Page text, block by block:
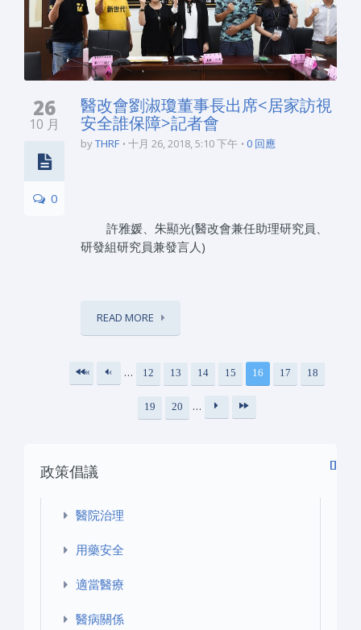
26
10 月
0
醫改會劉淑瓊董事長出席<居家訪視
安全誰保障>記者會
byTHRF 十月 26, 2018, 5:10 下午 0 回應
許雅媛、朱顯光(醫改會兼任助理研究員、
研發組研究員兼發言人)
READ MORE
«
‹
… 12 13 14 15 16 17 18
19 20 …
政策倡議
醫院治理
用藥安全
適當醫療
醫病關係